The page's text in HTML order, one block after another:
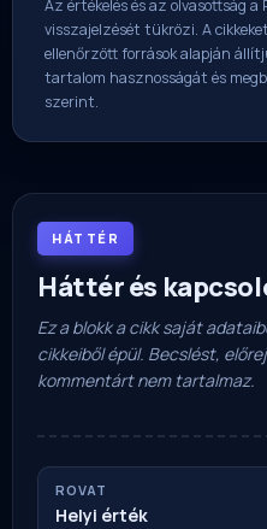
Az értékelés és az olvasottság a
visszajelzését tükrözi. A
ellenőrzött források alapján
tartalom hasznosságát és
szerint.
HÁTTÉR
Háttér és
Ez a blokk a cikk saját
cikkeiből épül. Becslést,
kommentárt nem tartalmaz.
ROVAT
Helyi érték